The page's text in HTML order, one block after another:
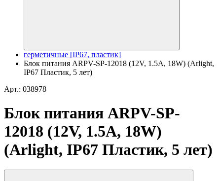
герметичные [IP67, пластик]
Блок питания ARPV-SP-12018 (12V, 1.5A, 18W) (Arlight,
IP67 Пластик, 5 лет)
Арт.: 038978
Блок питания ARPV-SP-
12018 (12V, 1.5A, 18W)
(Arlight, IP67 Пластик, 5 лет)